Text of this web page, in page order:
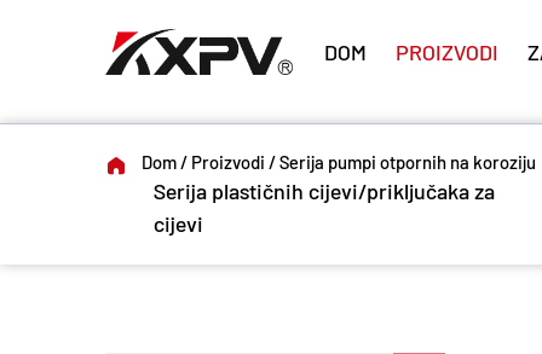
DOM PROIZVODI
Dom/ Proizvodi /Serija pumpi otpornih na koroziju
Serija plastičnih cijevi/priključaka za
cijevi